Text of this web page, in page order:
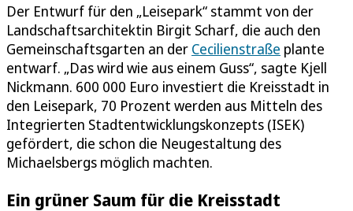
Der Entwurf für den „Leisepark“ stammt von der
Landschaftsarchitektin Birgit Scharf, die auch den
Gemeinschaftsgarten an der Cecilienstraße plante
entwarf. „Das wird wie aus einem Guss“, sagte Kjell
Nickmann. 600 000 Euro investiert die Kreisstadt in
den Leisepark, 70 Prozent werden aus Mitteln des
Integrierten Stadtentwicklungskonzepts (ISEK)
gefördert, die schon die Neugestaltung des
Michaelsbergs möglich machten.
Ein grüner Saum für die Kreisstadt